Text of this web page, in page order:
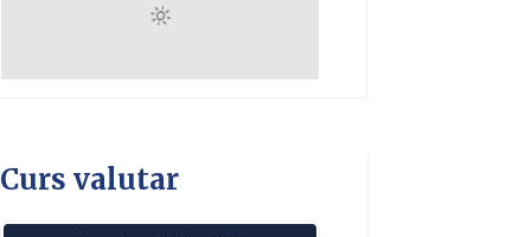
Curs valutar